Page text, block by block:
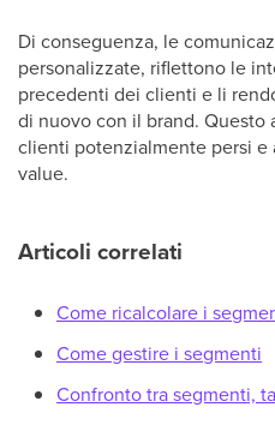
Di conseguenza, le
personalizzate, riflettono le
precedenti dei clienti e li
di nuovo con il brand. Questo
clienti potenzialmente persi
value.
Articoli correlati
Come ricalcolare i
Come gestire i segmenti
Confronto tra segmenti,